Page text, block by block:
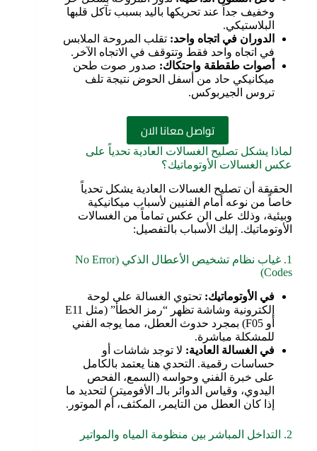
وخفيف جداً عند تحريكها باليد بسبب تآكل قلبها
البلاستيكي.
الدوران في اتجاه واحد: تقلب المروحة الملابس
في اتجاه واحد فقط وتتوقف في الاتجاه الآخر.
أصوات طقطقة واحتكاك: صدور صوت طحن
ميكانيكي حاد من أسفل الحوض نتيجة تلف
تروس الجيربوكس.
تواصل معانا الان
لماذا يشكل تصليح الغسالات العادية تحدياً على
عكس الغسالات الأوتوماتيك؟
الحقيقة أن تصليح الغسالات العادية يشكل تحدياً
خاصاً من نوعه أمام الفنيين لأسباب ميكانيكية
وبيئية، وذلك على الن عكس تماماً من الغسالات
الأوتوماتيك. إليك الأسباب بالتفصيل:
1. غياب نظام تشخيص الأعطال الذكي (No Error
Codes)
في الأوتوماتيك: تحتوي الغسالة على لوحة
إلكترونية وشاشة تظهر “رمز الخطأ” (مثل E11
أو F05) بمجرد حدوث العطل، مما يوجه الفني
للمشكلة مباشرة.
في الغسالة العادية: لا توجد شاشات أو
حساسات رقمية. التحدي هنا يعتمد بالكامل
على خبرة الفني وحواسه (السمع، الفحص
اليدوي، وقياس الدوائر بالـ الأفوميتر) لتحديد ما
إذا كان العطل من التايمر، المكثف، أم الموتور.
2. التداخل المباشر بين منظومة المياه والمواتير